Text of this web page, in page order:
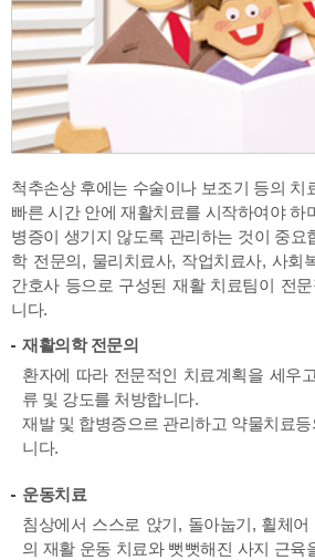
척추손상 후에는 수술이나 보조기 등의 치
빠른 시간 안에 재활치료를 시작하여야 하
병증이 생기지 않도록 관리하는 것이 중요
학 전문의, 물리치료사, 작업치료사, 사회
간호사 등으로 구성된 재활 치료팀이 전
니다.
재활의학 전문의
환자에 따라 전문적인 치료계획을 세우
류 및 강도를 처방합니다.
재발 및 합병증으르 관리하고 약물치료
니다.
운동치료
침상에서 스스로 앉기, 돌아눕기, 휠체
의 재활 운동 치료와 뻣뻣해진 사지 근육